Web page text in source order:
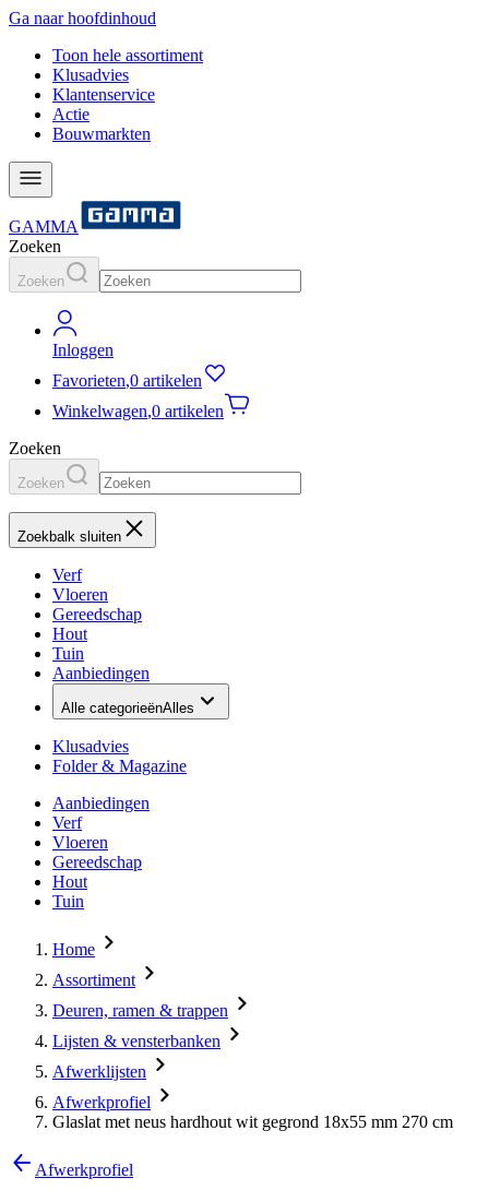
Ga naar hoofdinhoud
Toon hele assortiment
Klusadvies
Klantenservice
Actie
Bouwmarkten
GAMMA
Zoeken
Zoeken
Inloggen
Favorieten,0 artikelen
Winkelwagen,0 artikelen
Zoeken
Zoeken
Zoekbalk sluiten
Verf
Vloeren
Gereedschap
Hout
Tuin
Aanbiedingen
Alle categorieënAlles
Klusadvies
Folder & Magazine
Aanbiedingen
Verf
Vloeren
Gereedschap
Hout
Tuin
Home
Assortiment
Deuren, ramen & trappen
Lijsten & vensterbanken
Afwerklijsten
Afwerkprofiel
Glaslat met neus hardhout wit gegrond 18x55 mm 270 cm
Afwerkprofiel